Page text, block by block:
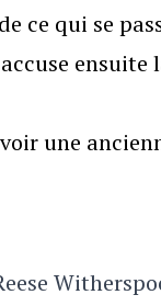
ce qui se
ensuite
une